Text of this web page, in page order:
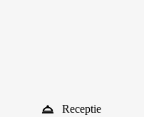
Receptie